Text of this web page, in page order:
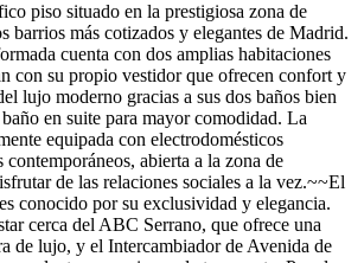
piso situado en la prestigiosa zona de
barrios más cotizados y elegantes de Madrid.
cuenta con dos amplias habitaciones
con su propio vestidor que ofrecen confort y
lujo moderno gracias a sus dos baños bien
en suite para mayor comodidad. La
equipada con electrodomésticos
contemporáneos, abierta a la zona de
de las relaciones sociales a la vez.~~El
conocido por su exclusividad y elegancia.
cerca del ABC Serrano, que ofrece una
de lujo, y el Intercambiador de Avenida de